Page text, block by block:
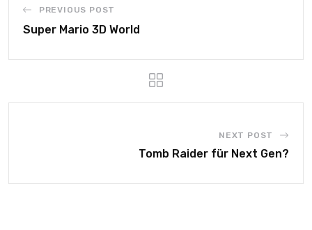
PREVIOUS POST
Super Mario 3D World
NEXT POST
Tomb Raider für Next Gen?